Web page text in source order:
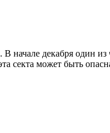
начале декабря один
секта может быть